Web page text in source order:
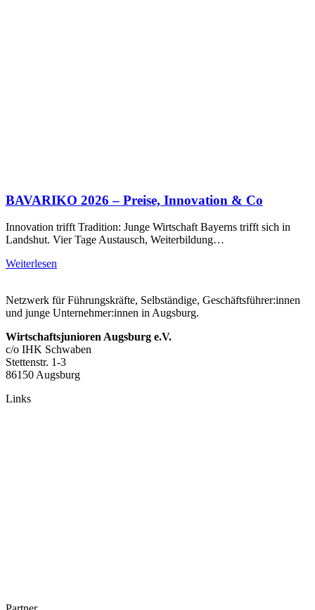
BAVARIKO 2026 – Preise, Innovation & Co
Innovation trifft Tradition: Junge Wirtschaft Bayerns trifft sich in
Landshut. Vier Tage Austausch, Weiterbildung…
Weiterlesen
Netzwerk für Führungskräfte, Selbständige, Geschäftsführer:innen
und junge Unternehmer:innen in Augsburg.
Wirtschaftsjunioren Augsburg e.V.
c/o IHK Schwaben
Stettenstr. 1-3
86150 Augsburg
Links